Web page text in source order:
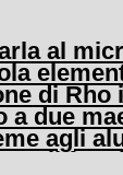
al
di Rho
a due
agli
il